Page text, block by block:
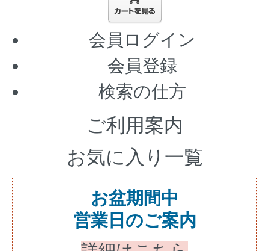
会員ログイン
会員登録
検索の仕方
ご利用案内
お気に入り一覧
お盆期間中
営業日のご案内